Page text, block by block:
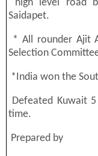
high level road
Saidapet.
* All rounder Ajit
Selection
*India won the
Defeated Kuwait
time.
Prepared by